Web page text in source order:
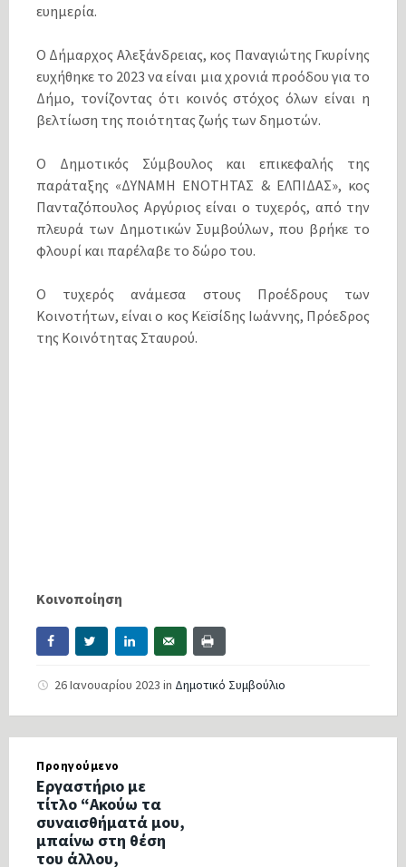
ευημερία.
Ο Δήμαρχος Αλεξάνδρειας, κος Παναγιώτης Γκυρίνης
ευχήθηκε το 2023 να είναι μια χρονιά προόδου για το
Δήμο, τονίζοντας ότι κοινός στόχος όλων είναι η
βελτίωση της ποιότητας ζωής των δημοτών.
Ο Δημοτικός Σύμβουλος και επικεφαλής της
παράταξης «ΔΥΝΑΜΗ ΕΝΟΤΗΤΑΣ & ΕΛΠΙΔΑΣ», κος
Πανταζόπουλος Αργύριος είναι ο τυχερός, από την
πλευρά των Δημοτικών Συμβούλων, που βρήκε το
φλουρί και παρέλαβε το δώρο του.
Ο τυχερός ανάμεσα στους Προέδρους των
Κοινοτήτων, είναι ο κος Κεϊσίδης Ιωάννης, Πρόεδρος
της Κοινότητας Σταυρού.
Κοινοποίηση
26 Ιανουαρίου 2023 in Δημοτικό Συμβούλιο
Προηγούμενο
Εργαστήριο με
τίτλο “Ακούω τα
συναισθήματά μου,
μπαίνω στη θέση
του άλλου,